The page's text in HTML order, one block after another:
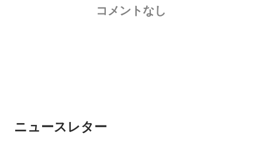
コメントなし
ニュースレター